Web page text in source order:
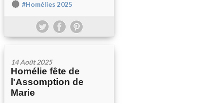
#Homélies 2025
14 Août 2025
Homélie fête de
l'Assomption de
Marie